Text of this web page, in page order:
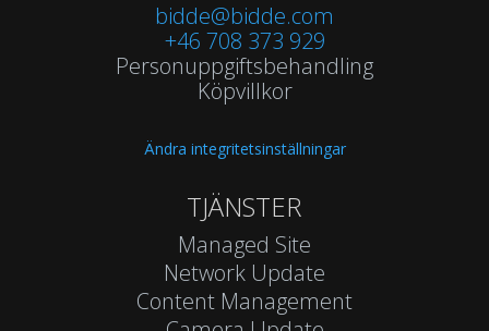
bidde@bidde.com
+46 708 373 929
Personuppgiftsbehandling
Köpvillkor
Ändra integritetsinställningar
TJÄNSTER
Managed Site
Network Update
Content Management